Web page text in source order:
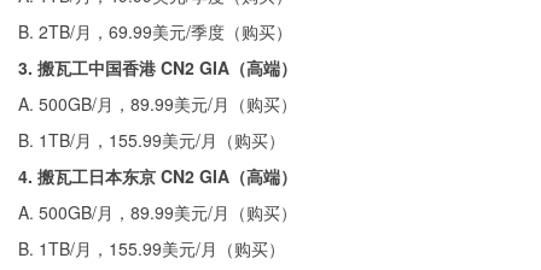
B. 2TB/月，69.99美元/季度（购买）
3. 搬瓦工中国香港 CN2 GIA（高端）
A. 500GB/月，89.99美元/月（购买）
B. 1TB/月，155.99美元/月（购买）
4. 搬瓦工日本东京 CN2 GIA（高端）
A. 500GB/月，89.99美元/月（购买）
B. 1TB/月，155.99美元/月（购买）